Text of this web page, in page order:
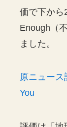
価で下から
Enough（
ました。
原ニュー
You